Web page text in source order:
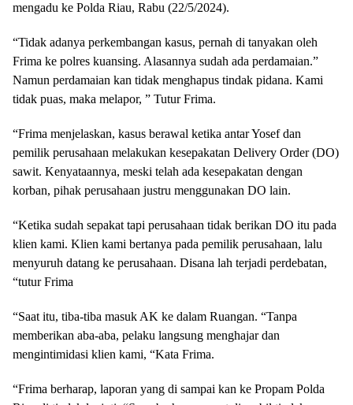
mengadu ke Polda Riau, Rabu (22/5/2024).
“Tidak adanya perkembangan kasus, pernah di tanyakan oleh
Frima ke polres kuansing. Alasannya sudah ada perdamaian.”
Namun perdamaian kan tidak menghapus tindak pidana. Kami
tidak puas, maka melapor, ” Tutur Frima.
“Frima menjelaskan, kasus berawal ketika antar Yosef dan
pemilik perusahaan melakukan kesepakatan Delivery Order (DO)
sawit. Kenyataannya, meski telah ada kesepakatan dengan
korban, pihak perusahaan justru menggunakan DO lain.
“Ketika sudah sepakat tapi perusahaan tidak berikan DO itu pada
klien kami. Klien kami bertanya pada pemilik perusahaan, lalu
menyuruh datang ke perusahaan. Disana lah terjadi perdebatan,
“tutur Frima
“Saat itu, tiba-tiba masuk AK ke dalam Ruangan. “Tanpa
memberikan aba-aba, pelaku langsung menghajar dan
mengintimidasi klien kami, “Kata Frima.
“Frima berharap, laporan yang di sampai kan ke Propam Polda